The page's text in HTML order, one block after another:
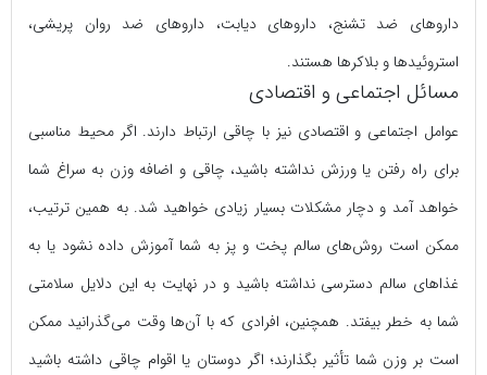
داروهای ضد تشنج، داروهای دیابت، داروهای ضد روان پریشی،
استروئیدها و بلاکرها هستند.
مسائل اجتماعی و اقتصادی
عوامل اجتماعی و اقتصادی نیز با چاقی ارتباط دارند. اگر محیط مناسبی
برای راه رفتن یا ورزش نداشته باشید، چاقی و اضافه وزن به سراغ شما
خواهد آمد و دچار مشکلات بسیار زیادی خواهید شد. به همین ترتیب،
ممکن است روش‌های سالم پخت و پز به شما آموزش داده نشود یا به
غذاهای سالم دسترسی نداشته باشید و در نهایت به این دلایل سلامتی
شما به خطر بیفتد. همچنین، افرادی که با آن‌ها وقت می‌گذرانید ممکن
است بر وزن شما تأثیر بگذارند؛ اگر دوستان یا اقوام چاقی داشته باشید